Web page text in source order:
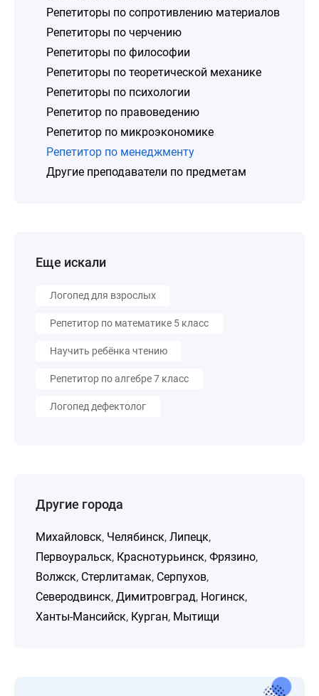
Репетиторы по сопротивлению материалов
Репетиторы по черчению
Репетиторы по философии
Репетиторы по теоретической механике
Репетиторы по психологии
Репетитор по правоведению
Репетитор по микроэкономике
Репетитор по менеджменту
Другие преподаватели по предметам
Еще искали
Логопед для взрослых
Репетитор по математике 5 класс
Научить ребёнка чтению
Репетитор по алгебре 7 класс
Логопед дефектолог
Другие города
Михайловск, Челябинск, Липецк,
Первоуральск, Краснотурьинск, Фрязино,
Волжск, Стерлитамак, Серпухов,
Северодвинск, Димитровград, Ногинск,
Ханты-Мансийск, Курган, Мытищи